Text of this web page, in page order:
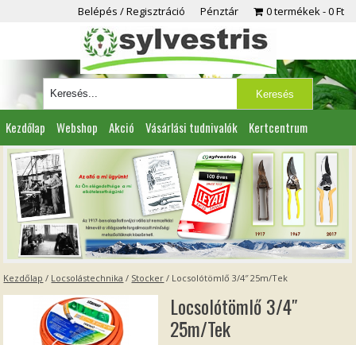
Belépés / Regisztráció Pénztár 0 termékek 0 Ft
Kezdőlap Webshop Akció Vásárlási tudnivalók Kertcentrum
Viszonteladóknak Partnereink Kapcsolat
Kezdőlap / Locsolástechnika / Stocker / Locsolótömlő 3/4″ 25m/Tek
Locsolótömlő 3/4″
25m/Tek